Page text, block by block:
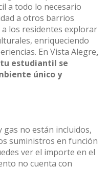
a todo lo necesario
a otros barrios
los residentes explorar
enriqueciendo
En Vista Alegre,
estudiantil se
único y
gas no están incluidos,
suministros en función
ver el importe en el
no cuenta con